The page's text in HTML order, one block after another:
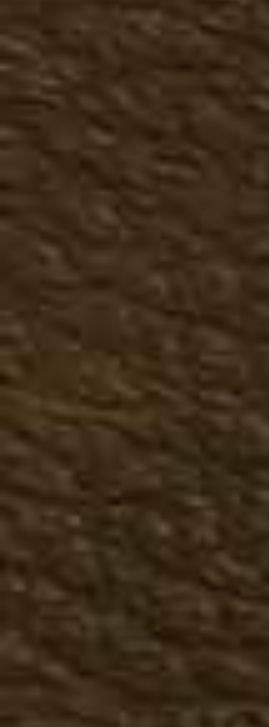
Ботинки
Сапоги, челси
Большие размеры осень
Летняя мужская обувь
Туфли летние
Топсайдеры
Мокасины
Сандали, тапочки
Большие размеры лето
Зимняя мужская обувь
Казаки зимние
Чопперы зимние
Ботинки зимние
Сапоги зимние
Большие размеры зима
Женская обувь
Демисезонная женская
Казаки туфли
Казаки полусапожки
Казаки сапоги
Чопперы, мотообувь
Ботинки осенние
Полусапожки осенние
Сапоги осенние
Большие размеры осень
Женская летняя обувь
Казаки летние
Мокасины, топсайдеры
Женская зимняя обувь
Казаки зимние